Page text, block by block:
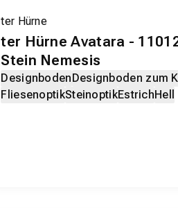
ter Hürne
ter Hürne Avatara -
Stein Nemesis
DesignbodenDesignboden zum
FliesenoptikSteinoptikEstrichHell